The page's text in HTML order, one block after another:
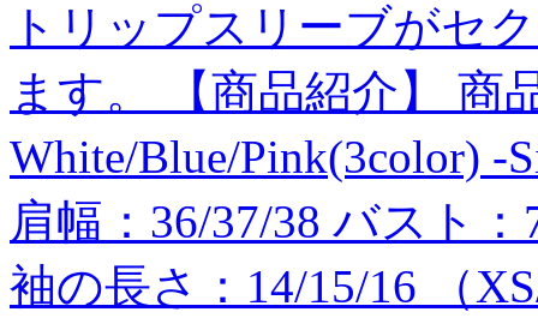
トリップスリーブがセ
ます。 【商品紹介】 商
White/Blue/Pink(3color) -
肩幅：36/37/38 バスト
袖の長さ：14/15/16 （